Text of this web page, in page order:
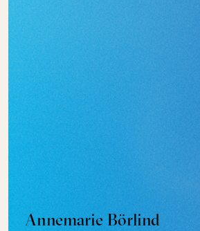
Annemarie Börlind